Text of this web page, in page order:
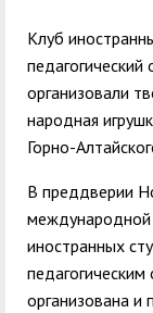
Клуб
организовали
народная
Горно-
В преддверии
международной
иностранных
организована и